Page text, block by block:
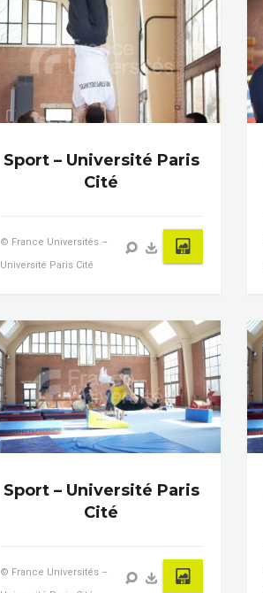
Sport – Université Paris
Cité
© France Universités –
Université Paris Cité
Sport – Université Paris
Cité
© France Universités –